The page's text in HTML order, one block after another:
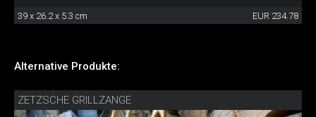
39 x 26.2 x 5.3 cm EUR 234.78
Alternative Produkte:
ZETZSCHE GRILLZANGE